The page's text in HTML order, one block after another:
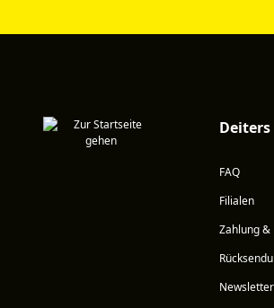
FAQ
Filialen
Zahlung &
Newsletter